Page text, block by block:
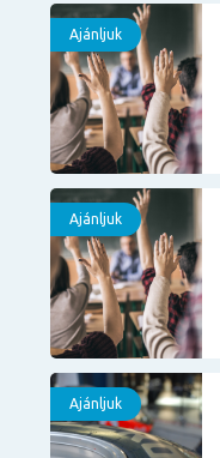
Ajánljuk
Ajánljuk
Ajánljuk